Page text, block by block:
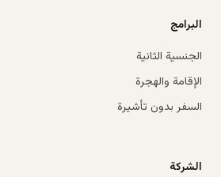
البرامج
الجنسية الثانية
الإقامة والهجرة
السفر بدون تأشيرة
الشركة